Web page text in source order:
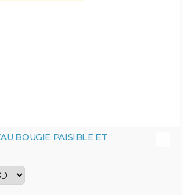
BOUGIE PAISIBLE ET